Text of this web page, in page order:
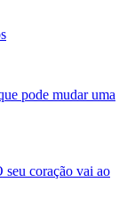
pode mudar uma
coração vai ao